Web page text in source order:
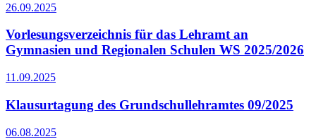
26.09.2025
Vorlesungsverzeichnis für das Lehramt an
Gymnasien und Regionalen Schulen WS 2025/2026
11.09.2025
Klausurtagung des Grundschullehramtes 09/2025
06.08.2025